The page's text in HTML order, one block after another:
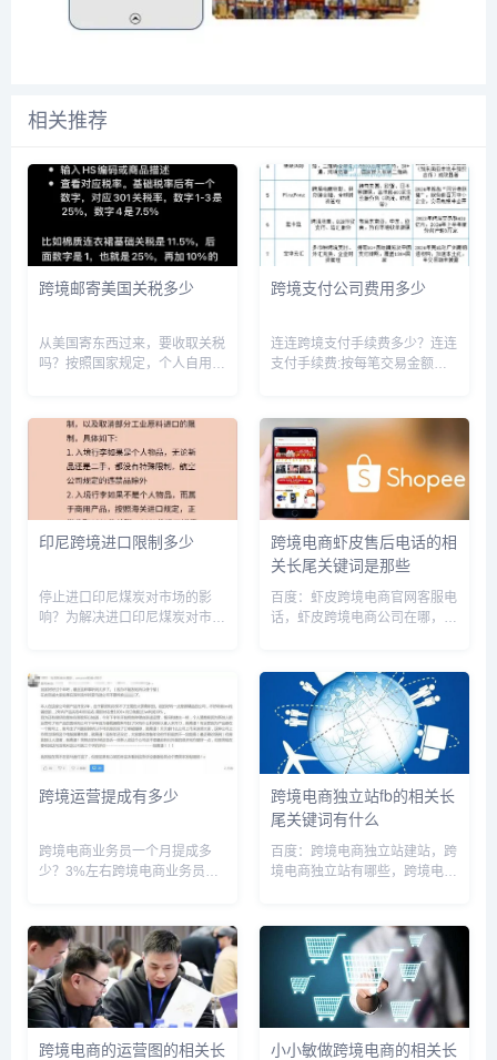
相关推荐
跨境邮寄美国关税多少
从美国寄东西过来，要收取关税
吗？按照国家规定，个人自用物
关税。合理自用物品的意思是：
物品的数量和价格应该在个人使
用的合理范围内。该政策针对不
同地区...
跨境支付公司费用多少
连连跨境支付手续费多少？连连
支付手续费:按每笔交易金额的
手续费，最低2元，最高50元。
连连支付拥有中国人民颁发的
《支付业务许可证》、中国人...
印尼跨境进口限制多少
停止进口印尼煤炭对市场的影
响？为解决进口印尼煤炭对市场
工，提升产能和质量；另一方
面，鼓励开拓非常规能源，如天
然气、太阳能等多元化供应来
源。同时加强...
跨境电商虾皮售后电话的相
关长尾关键词是那些
百度：虾皮跨境电商官网客服电
话，虾皮跨境电商公司在哪，虾
境店铺，虾皮跨境电商卖家
app，虾皮客服电话，虾皮官方
电话，虾皮跨境电商总公司，虾
皮跨境...
跨境运营提成有多少
跨境电商业务员一个月提成多
少？3%左右跨境电商业务员提
右。但是，现在好多电商运营工
资不是按提成发放的。按提成发
放运营工资弊端也是很大的。我
身边好多...
跨境电商独立站fb的相关长
尾关键词有什么
百度：跨境电商独立站建站，跨
境电商独立站有哪些，跨境电商
电商独立站选品，跨境电商独立
站赚钱，跨境电商独立站与第三
方的区别，跨境电商独立站优
势，跨...
跨境电商的运营图的相关长 小小敏做跨境电商的相关长